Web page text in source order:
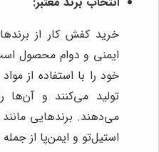
خرید کفش کار از
ایمنی و دوام محصول
خود را با استفاده از
تولید می‌کنند و آن‌ها
می‌دهند. برندهایی مانند
استیل‌تو و ایمن‌پا از